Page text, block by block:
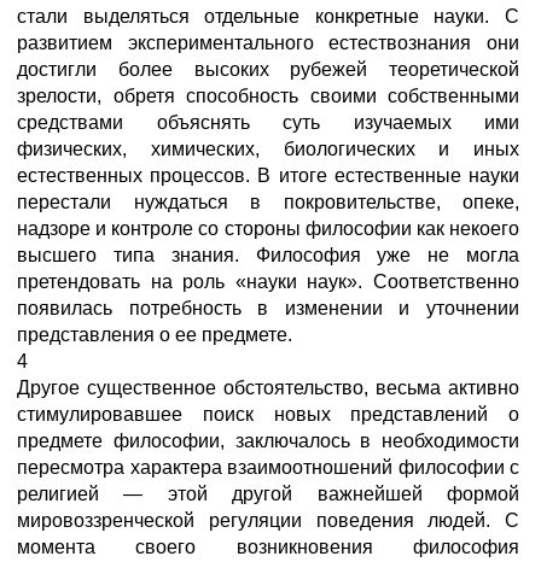
стали выделяться отдельные конкретные науки. С
развитием экспериментального естествознания они
достигли более высоких рубежей теоретической
зрелости, обретя способность своими собственными
средствами объяснять суть изучаемых ими
физических, химических, биологических и иных
естественных процессов. В итоге естественные науки
перестали нуждаться в покровительстве, опеке,
надзоре и контроле со стороны философии как некоего
высшего типа знания. Философия уже не могла
претендовать на роль «науки наук». Соответственно
появилась потребность в изменении и уточнении
представления о ее предмете.
4
Другое существенное обстоятельство, весьма активно
стимулировавшее поиск новых представлений о
предмете философии, заключалось в необходимости
пересмотра характера взаимоотношений философии с
религией — этой другой важнейшей формой
мировоззренческой регуляции поведения людей. С
момента своего возникновения философия